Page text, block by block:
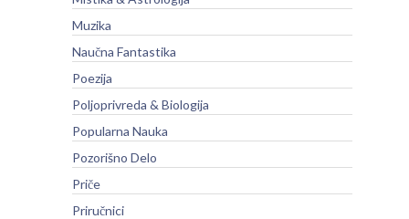
Muzika
Naučna Fantastika
Poezija
Poljoprivreda & Biologija
Popularna Nauka
Pozorišno Delo
Priče
Priručnici